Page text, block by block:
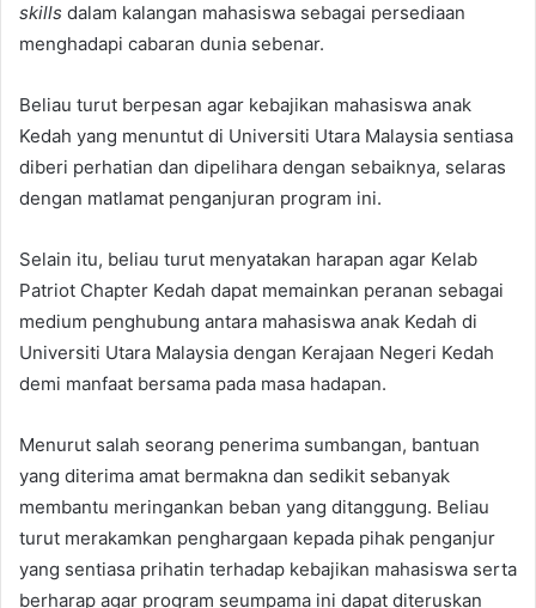
skills dalam kalangan mahasiswa sebagai persediaan
menghadapi cabaran dunia sebenar.
Beliau turut berpesan agar kebajikan mahasiswa anak
Kedah yang menuntut di Universiti Utara Malaysia sentiasa
diberi perhatian dan dipelihara dengan sebaiknya, selaras
dengan matlamat penganjuran program ini.
Selain itu, beliau turut menyatakan harapan agar Kelab
Patriot Chapter Kedah dapat memainkan peranan sebagai
medium penghubung antara mahasiswa anak Kedah di
Universiti Utara Malaysia dengan Kerajaan Negeri Kedah
demi manfaat bersama pada masa hadapan.
Menurut salah seorang penerima sumbangan, bantuan
yang diterima amat bermakna dan sedikit sebanyak
membantu meringankan beban yang ditanggung. Beliau
turut merakamkan penghargaan kepada pihak penganjur
yang sentiasa prihatin terhadap kebajikan mahasiswa serta
berharap agar program seumpama ini dapat diteruskan